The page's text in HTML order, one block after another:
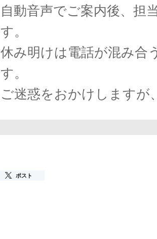
自動音声でご案内後、担
す。
休み明けは電話が混み合
す。
ご迷惑をおかけしますが
ポスト